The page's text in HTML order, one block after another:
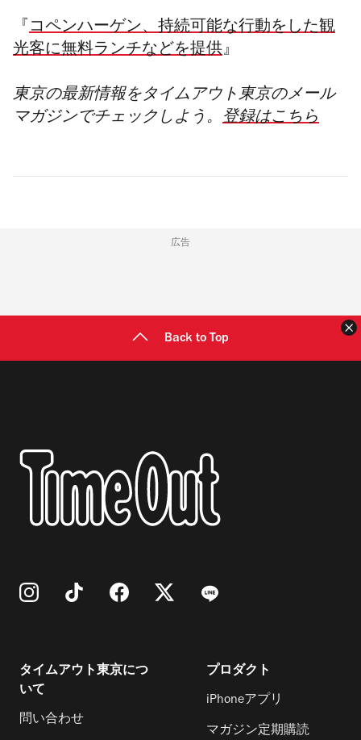
『 コペンハーゲン、持続可能な行動をした観
光客に無料ランチなどを提供』
東京の最新情報をタイムアウト東京のメール
マガジンでチェックしよう。 登録はこちら
広告
Back to Top
タイムアウト東京につ
いて
問い合わせ
プロダクト
iPhoneアプリ
マガジン定期購読